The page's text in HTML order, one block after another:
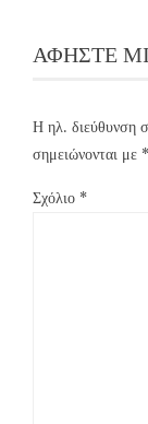
ΑΦΉΣΤΕ
Η ηλ. διεύθυνση
σημειώνονται με *
Σχόλιο *